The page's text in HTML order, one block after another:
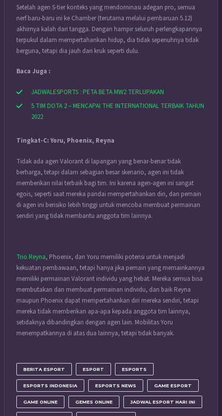
Setelah agen S-tier konteks yang mendominasi adegan pro, semua
nerf baru-baru ini ke Chamber (terutama melalui pembaruan 5.12)
akhirnya kalah dari tangga. Dengan hampir seluruh perlengkapannya
terpukul dalam mempertahankan hidup, dia tidak sepenuhnya tidak
berguna, tetapi dia jauh dari kruk seperti dulu.
Baca Juga :
JADWALESPORTS : PETA BETA MW2 TERLUPAKAN
5 TIM DOTA 2 – MENCAPAI THE INTERNATIONAL TERBAIK TAHUN
2022
Tingkat-C: Yoru, Phoenix, Reyna
Tidak ada agen Valorant di lapangan yang benar-benar tidak
berharga, tetapi dalam sebagian besar skenario, agen ini tidak
memberikan nilai terbaik bagi tim. Ini karena agen-agen ini sangat
egois, seperti saat mereka pandai mempertahankan diri, dan pemain
di agen ini berisiko lebih tinggi untuk mencoba membuat permainan
sendiri yang tidak membantu anggota tim lainnya.
Trio Reyna, Phoenix, dan Yoru memiliki potensi untuk menjadi
kekuatan pembawaan, tetapi hanya jika pemain yang memainkannya
memiliki permainan Valorant individu yang hebat. Mereka semua bisa
membutakan dan membuat permainan individu, dan baik Reyna
maupun Phoenix dapat mempertahankan diri mereka sendiri, tetapi
mereka tidak memberikan apa-apa kepada anggota tim lainnya,
setidaknya dibandingkan dengan agen lain. Mobilitas Yoru
menempatkannya di atas dua lainnya, tetapi tidak banyak.
BERITA ESPORT ESPORT ESPORTS
ESPORTS INDONESIA ESPORTS NEWS GAME ESPORT
GAME ONLINE GEMES ONLINE JADWAL ESPORT HARI INI